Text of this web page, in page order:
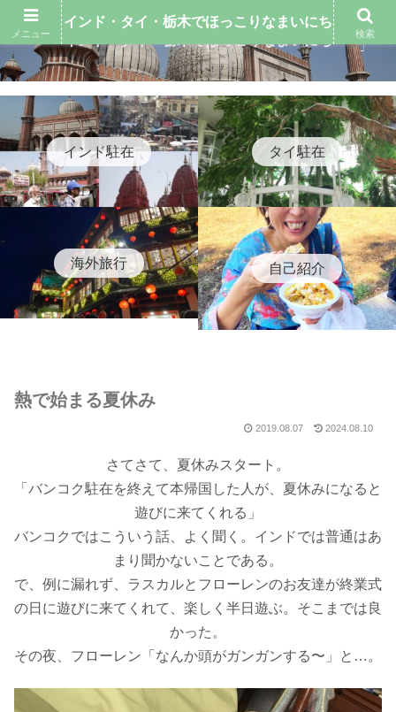
インド駐在 タイ駐在
海外旅行 自己紹介
熱で始まる夏休み
2019.08.07 2024.08.10
さてさて、夏休みスタート。
「バンコク駐在を終えて本帰国した人が、夏休みになると
遊びに来てくれる」
バンコクではこういう話、よく聞く。インドでは普通はあ
まり聞かないことである。
で、例に漏れず、ラスカルとフローレンのお友達が終業式
の日に遊びに来てくれて、楽しく半日遊ぶ。そこまでは良
かった。
その夜、フローレン「なんか頭がガンガンする〜」と…。
メニュー
インド・タイ・栃木でほっこりなまいにち
検索